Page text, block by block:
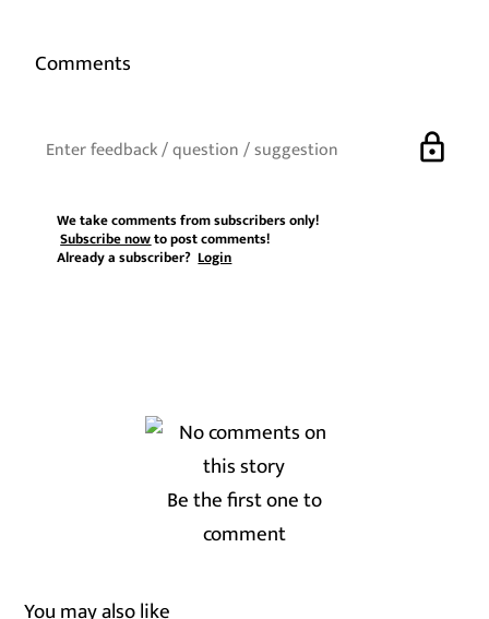
Comments
lock
We take comments from subscribers only!
Subscribe nowto post comments!
Already a subscriber?Login
Be the first one to
comment
You may also like